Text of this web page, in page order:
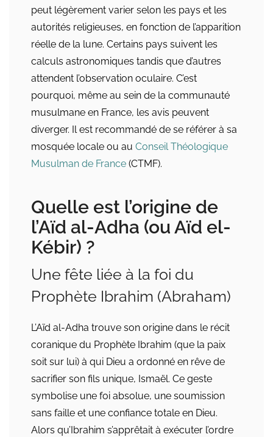
peut légèrement varier selon les pays et les
autorités religieuses, en fonction de l’apparition
réelle de la lune. Certains pays suivent les
calculs astronomiques tandis que d’autres
attendent l’observation oculaire. C’est
pourquoi, même au sein de la communauté
musulmane en France, les avis peuvent
diverger. Il est recommandé de se référer à sa
mosquée locale ou au Conseil Théologique
Musulman de France (CTMF).
Quelle est l’origine de
l’Aïd al-Adha (ou Aïd el-
Kébir) ?
Une fête liée à la foi du
Prophète Ibrahim (Abraham)
L’Aïd al-Adha trouve son origine dans le récit
coranique du Prophète Ibrahim (que la paix
soit sur lui) à qui Dieu a ordonné en rêve de
sacrifier son fils unique, Ismaël. Ce geste
symbolise une foi absolue, une soumission
sans faille et une confiance totale en Dieu.
Alors qu’Ibrahim s’apprêtait à exécuter l’ordre